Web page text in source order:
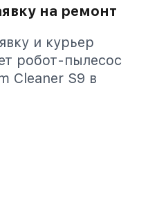
на ремонт
и курьер
робот-пылесос
Cleaner S9 в